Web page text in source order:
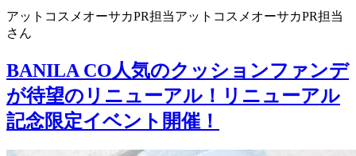
アットコスメオーサカPR担当アットコスメオーサカPR担当
さん
BANILA CO人気のクッションファンデ
が待望のリニューアル！リニューアル
記念限定イベント開催！